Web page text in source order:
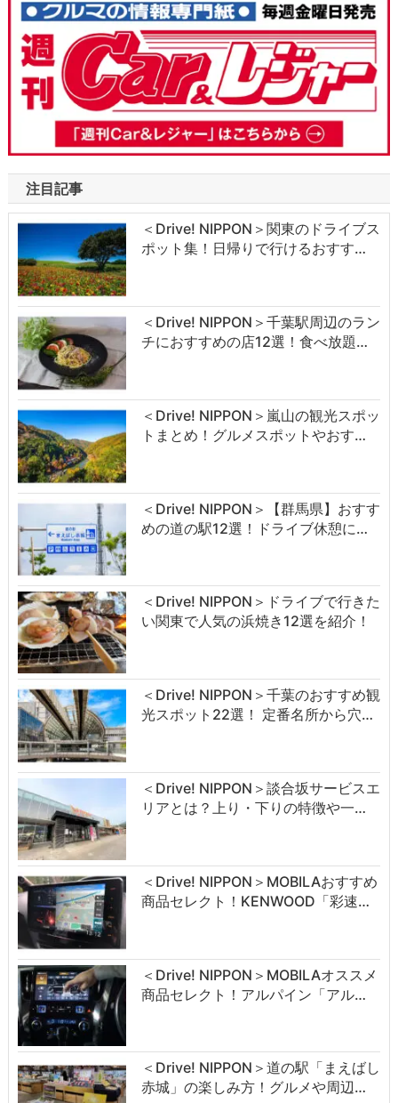
注目記事
＜Drive! NIPPON＞関東のドライブス
ポット集！日帰りで行けるおすす…
＜Drive! NIPPON＞千葉駅周辺のラン
チにおすすめの店12選！食べ放題…
＜Drive! NIPPON＞嵐山の観光スポッ
トまとめ！グルメスポットやおす…
＜Drive! NIPPON＞【群馬県】おすす
めの道の駅12選！ドライブ休憩に…
＜Drive! NIPPON＞ドライブで行きた
い関東で人気の浜焼き12選を紹介！
＜Drive! NIPPON＞千葉のおすすめ観
光スポット22選！ 定番名所から穴…
＜Drive! NIPPON＞談合坂サービスエ
リアとは？上り・下りの特徴や一…
＜Drive! NIPPON＞MOBILAおすすめ
商品セレクト！KENWOOD「彩速…
＜Drive! NIPPON＞MOBILAオススメ
商品セレクト！アルパイン「アル…
＜Drive! NIPPON＞道の駅「まえばし
赤城」の楽しみ方！グルメや周辺…